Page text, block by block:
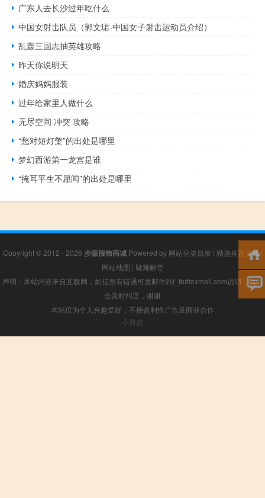
广东人去长沙过年吃什么
中国女射击队员（郭文珺-中国女子射击运动员介绍）
乱轰三国志抽英雄攻略
昨天你说明天
婚庆妈妈服装
过年给家里人做什么
无尽空间 冲突 攻略
“愁对短灯檠”的出处是哪里
梦幻西游第一龙宫是谁
“掩耳平生不愿闻”的出处是哪里
Copyright © 2012 - 2026 步森服饰商城Powered by 网站分类目录 | 精选推荐文章|
网站地图 | 疑难解答
声明：本站内容来自互联网，如信息有错误可发邮件到f_fb#foxmail.com说明，我们
会及时纠正，谢谢
本站仅为个人兴趣爱好，不接盈利性广告及商业合作
小男孩